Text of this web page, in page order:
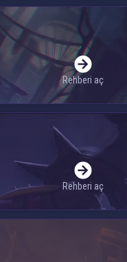
Rehberi aç
Rehberi aç